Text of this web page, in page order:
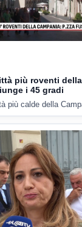
più roventi
i 45 gradi
più calde della